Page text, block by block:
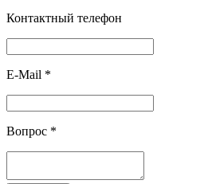
Контактный телефон
E-Mail *
Вопрос *